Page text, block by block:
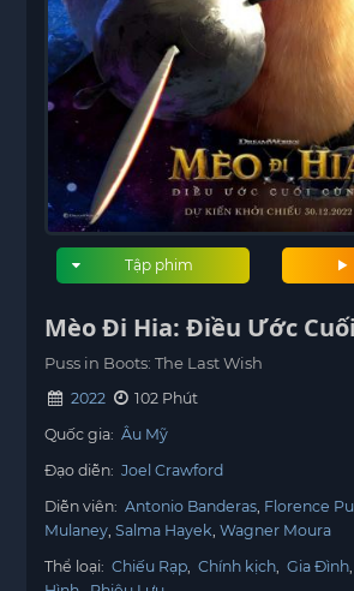
Tập phim
Mèo Đi Hia: Điều Ước
Puss in Boots: The Last Wish
2022
102 Phút
Quốc gia: Âu Mỹ
Đạo diễn: Joel Crawford
Diễn viên: Antonio Banderas Florence
Mulaney Salma Hayek Wagner Moura
Thể loại: Chiếu Rạp Chính kịch Gia Đình